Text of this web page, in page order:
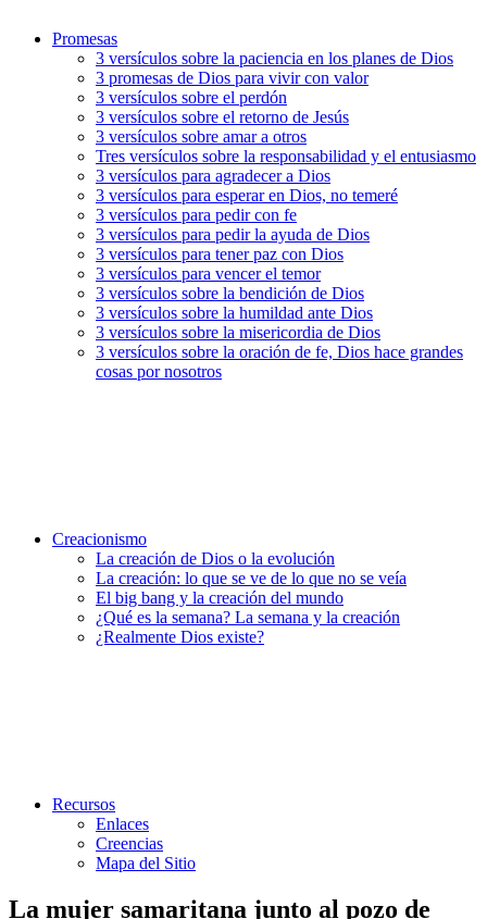
Promesas
3 versículos sobre la paciencia en los planes de Dios
3 promesas de Dios para vivir con valor
3 versículos sobre el perdón
3 versículos sobre el retorno de Jesús
3 versículos sobre amar a otros
Tres versículos sobre la responsabilidad y el entusiasmo
3 versículos para agradecer a Dios
3 versículos para esperar en Dios, no temeré
3 versículos para pedir con fe
3 versículos para pedir la ayuda de Dios
3 versículos para tener paz con Dios
3 versículos para vencer el temor
3 versículos sobre la bendición de Dios
3 versículos sobre la humildad ante Dios
3 versículos sobre la misericordia de Dios
3 versículos sobre la oración de fe, Dios hace grandes
cosas por nosotros
Creacionismo
La creación de Dios o la evolución
La creación: lo que se ve de lo que no se veía
El big bang y la creación del mundo
¿Qué es la semana? La semana y la creación
¿Realmente Dios existe?
Recursos
Enlaces
Creencias
Mapa del Sitio
La mujer samaritana junto al pozo de